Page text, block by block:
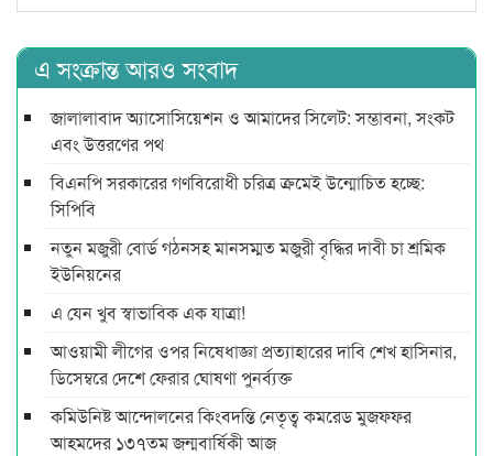
এ সংক্রান্ত আরও সংবাদ
জালালাবাদ অ্যাসোসিয়েশন ও আমাদের সিলেট: সম্ভাবনা, সংকট
এবং উত্তরণের পথ
বিএনপি সরকারের গণবিরোধী চরিত্র ক্রমেই উন্মোচিত হচ্ছে:
সিপিবি
নতুন মজুরী বোর্ড গঠনসহ মানসম্মত মজুরী বৃদ্ধির দাবী চা শ্রমিক
ইউনিয়নের
এ যেন খুব স্বাভাবিক এক যাত্রা!
আওয়ামী লীগের ওপর নিষেধাজ্ঞা প্রত্যাহারের দাবি শেখ হাসিনার,
ডিসেম্বরে দেশে ফেরার ঘোষণা পুনর্ব্যক্ত
কমিউনিষ্ট আন্দোলনের কিংবদন্তি নেতৃত্ব কমরেড মুজফ্ফর
আহমদের ১৩৭তম জন্মবার্ষিকী আজ